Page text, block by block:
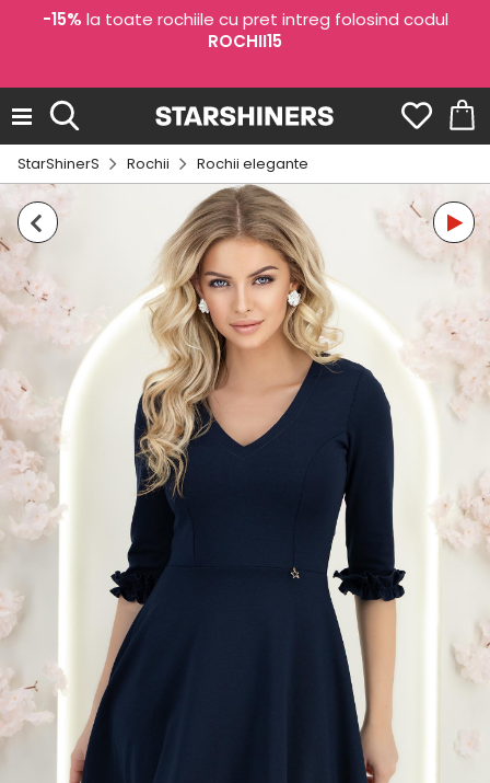
-15% la toate rochiile cu pret intreg folosind codul
ROCHII15
StarShinerS Rochii Rochii elegante